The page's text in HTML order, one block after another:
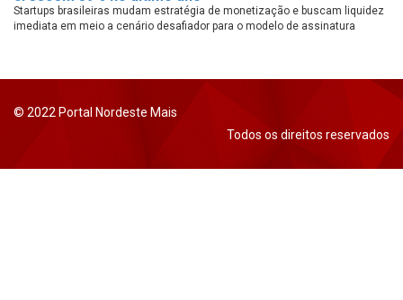
Startups brasileiras mudam estratégia de monetização e buscam liquidez
imediata em meio a cenário desafiador para o modelo de assinatura
© 2022 Portal Nordeste Mais
Todos os direitos reservados